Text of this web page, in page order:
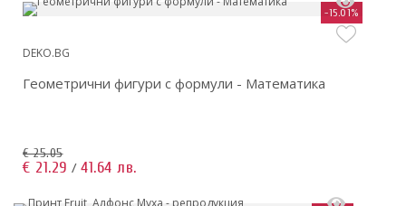
-15.01%
DEKO.BG
Геометрични фигури с формули - Математика
€ 25.05
€ 21.29 / 41.64 лв.